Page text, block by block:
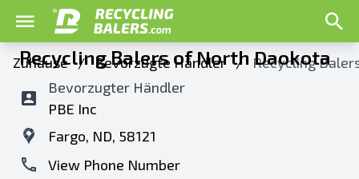
Zuhause / Bevorzugte Händler / Recycling
Recycling Balers of North Daokota
Bevorzugter Händler
PBE Inc
Fargo, ND, 58121
View Phone Number